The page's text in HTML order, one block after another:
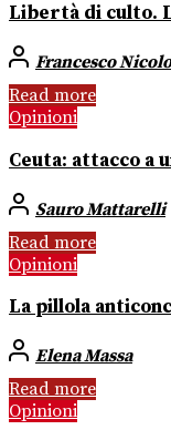
Libertà di culto.
Francesco
Read more
Opinioni
Ceuta: attacco a
Sauro Mattarelli
Read more
Opinioni
La pillola
Elena Massa
Read more
Opinioni